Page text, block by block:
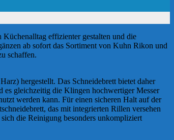
effizienter gestalten und die
ab sofort das Sortiment von Kuhn Rikon und
schaffen.
hergestellt. Das Schneidebrett bietet daher
es gleichzeitig die Klingen hochwertiger Messer
werden kann. Für einen sicheren Halt auf der
das mit integrierten Rillen versehen
die Reinigung besonders unkompliziert